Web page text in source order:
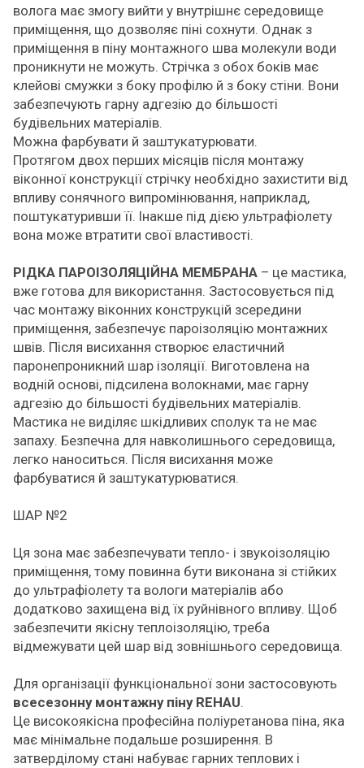
волога має змогу вийти у внутрішнє середовище
приміщення, що дозволяє піні сохнути. Однак з
приміщення в піну монтажного шва молекули води
проникнути не можуть. Стрічка з обох боків має
клейові смужки з боку профілю й з боку стіни. Вони
забезпечують гарну адгезію до більшості
будівельних матеріалів.
Можна фарбувати й заштукатурювати.
Протягом двох перших місяців після монтажу
віконної конструкції стрічку необхідно захистити від
впливу сонячного випромінювання, наприклад,
поштукатуривши її. Інакше під дією ультрафіолету
вона може втратити свої властивості.
РІДКА ПАРОІЗОЛЯЦІЙНА МЕМБРАНА – це мастика,
вже готова для використання. Застосовується під
час монтажу віконних конструкцій зсередини
приміщення, забезпечує пароізоляцію монтажних
швів. Після висихання створює еластичний
паронепроникний шар ізоляції. Виготовлена на
водній основі, підсилена волокнами, має гарну
адгезію до більшості будівельних матеріалів.
Мастика не виділяє шкідливих сполук та не має
запаху. Безпечна для навколишнього середовища,
легко наноситься. Після висихання може
фарбуватися й заштукатурюватися.
ШАР №2
Ця зона має забезпечувати тепло- і звукоізоляцію
приміщення, тому повинна бути виконана зі стійких
до ультрафіолету та вологи матеріалів або
додатково захищена від їх руйнівного впливу. Щоб
забезпечити якісну теплоізоляцію, треба
відмежувати цей шар від зовнішнього середовища.
Для організації функціональної зони застосовують
всесезонну монтажну піну REHAU.
Це високоякісна професійна поліуретанова піна, яка
має мінімальне подальше розширення. В
затверділому стані набуває гарних теплових і